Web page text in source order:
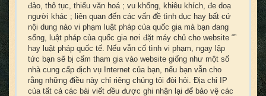
đảo, thô tục, thiếu văn hoá ; vu khống, khiêu khích, đe doạ
người khác ; liên quan đến các vấn đề tình dục hay bất cứ
nội dung nào vi phạm luật pháp của quốc gia mà bạn đang
sống, luật pháp của quốc gia nơi đặt máy chủ cho website “”
hay luật pháp quốc tế. Nếu vẫn cố tình vi phạm, ngay lập
tức bạn sẽ bị cấm tham gia vào website giống như một số
nhà cung cấp dịch vụ Internet của bạn, nếu bạn vẫn cho
rằng những điều này chỉ riêng chúng tôi đòi hỏi. Địa chỉ IP
của tất cả các bài viết đều được ghi nhận lại để bảo vệ các